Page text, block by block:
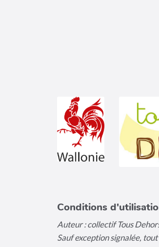
Conditions
Auteur : collectif Tous
Sauf exception signalée,